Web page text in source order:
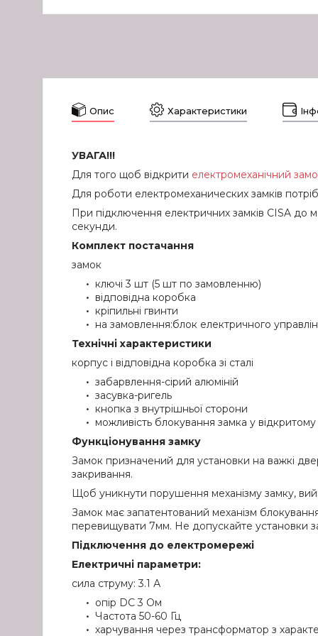
Опис Характеристики
УВАГА!!!
Для того щоб відкрити електромеханічний
Для роботи електромеханических замків
При підключення електричних замків CISA
секунди.
Комплект постачання
замок
ключі 3 шт (5 шт по замовленню)
відповідна коробка
кріпильні гвинти
на замовлення:блок електричного
Технічні характеристики
корпус і відповідна коробка зі сталі
забарвлення-сірий алюміній
засувка-ригель
кнопка з внутрішньої сторони
можливість блокування замка у відкритому
Функціонування замку
Замок призначений для установки на важкі
закривання.
Щоб уникнути порушення механізму замку,
Замок має запатентований механізм
перевищувати 7мм. Не допускайте установки
Підключення до електромережі
Електричні параметри:
сила струму: 3.1 А
опір DC 3 Ом
Частота 50-60 Гц
харчування через трансформатор з